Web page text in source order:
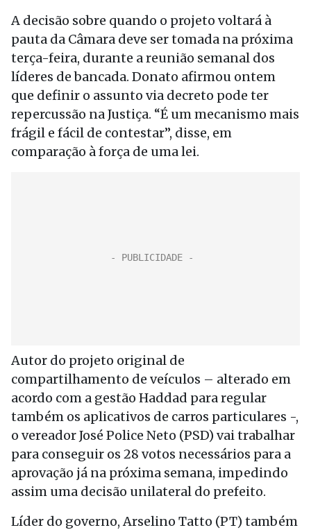
A decisão sobre quando o projeto voltará à
pauta da Câmara deve ser tomada na próxima
terça-feira, durante a reunião semanal dos
líderes de bancada. Donato afirmou ontem
que definir o assunto via decreto pode ter
repercussão na Justiça. “É um mecanismo mais
frágil e fácil de contestar”, disse, em
comparação à força de uma lei.
Autor do projeto original de
compartilhamento de veículos – alterado em
acordo com a gestão Haddad para regular
também os aplicativos de carros particulares -,
o vereador José Police Neto (PSD) vai trabalhar
para conseguir os 28 votos necessários para a
aprovação já na próxima semana, impedindo
assim uma decisão unilateral do prefeito.
Líder do governo, Arselino Tatto (PT) também